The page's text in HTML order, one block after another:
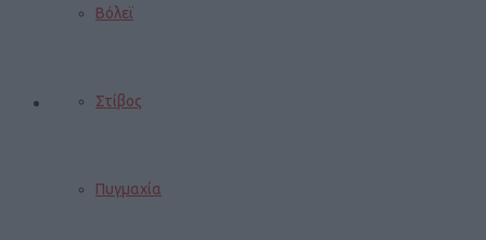
Βόλεϊ
Στίβος
Πυγμαχία